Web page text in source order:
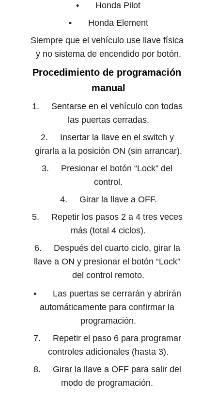
• 	Honda Pilot
• 	Honda Element
Siempre que el vehículo use llave física
y no sistema de encendido por botón.
Procedimiento de programación
manual
1. 	Sentarse en el vehículo con todas
las puertas cerradas.
2. 	Insertar la llave en el switch y
girarla a la posición ON (sin arrancar).
3. 	Presionar el botón “Lock” del
control.
4. 	Girar la llave a OFF.
5. 	Repetir los pasos 2 a 4 tres veces
más (total 4 ciclos).
6. 	Después del cuarto ciclo, girar la
llave a ON y presionar el botón “Lock”
del control remoto.
• 	Las puertas se cerrarán y abrirán
automáticamente para confirmar la
programación.
7. 	Repetir el paso 6 para programar
controles adicionales (hasta 3).
8. 	Girar la llave a OFF para salir del
modo de programación.